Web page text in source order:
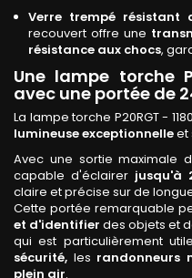
Verre trempé résistant
recouvert offre une
résistance aux chocs,
Une lampe torche
avec une portée de
La lampe torche P20RGT -
lumineuse exceptionnelleet
Avec une sortie maximale
capable d'éclairer jusqu'à
claire et précise sur de
Cette portée remarquable
et d'identifier des objets et
qui est particulièrement
sécurité, les randonneurs
plein air.